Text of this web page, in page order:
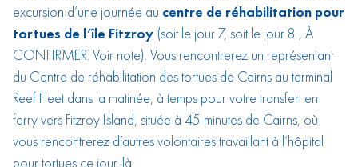
excursion d’une journée au centre de réhabilitation pour
tortues de l’île Fitzroy (soit le jour 7, soit le jour 8 , À
CONFIRMER. Voir note). Vous rencontrerez un représentant
du Centre de réhabilitation des tortues de Cairns au terminal
Reef Fleet dans la matinée, à temps pour votre transfert en
ferry vers Fitzroy Island, située à 45 minutes de Cairns, où
vous rencontrerez d’autres volontaires travaillant à l’hôpital
pour tortues ce jour-là.